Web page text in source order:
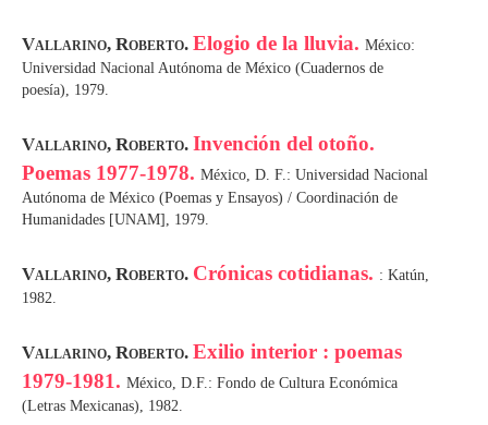
Vallarino, Roberto. Elogio de la lluvia. México:
Universidad Nacional Autónoma de México (Cuadernos de
poesía), 1979.
Vallarino, Roberto. Invención del otoño.
Poemas 1977-1978. México, D. F.: Universidad Nacional
Autónoma de México (Poemas y Ensayos) / Coordinación de
Humanidades [UNAM], 1979.
Vallarino, Roberto. Crónicas cotidianas. : Katún,
1982.
Vallarino, Roberto. Exilio interior : poemas
1979-1981. México, D.F.: Fondo de Cultura Económica
(Letras Mexicanas), 1982.